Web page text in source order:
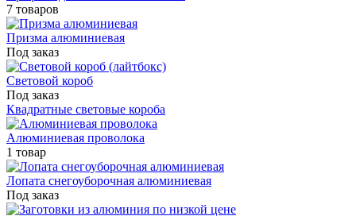
7 товаров
Призма алюминиевая
Под заказ
Световой короб
Под заказ
Квадратные световые короба
Алюминиевая проволока
1 товар
Лопата снегоуборочная алюминиевая
Под заказ